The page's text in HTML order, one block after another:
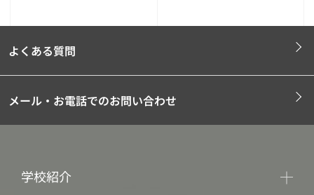
よくある質問
メール・お電話でのお問い合わせ
学校紹介